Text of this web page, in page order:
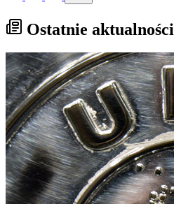
Ostatnie aktualności